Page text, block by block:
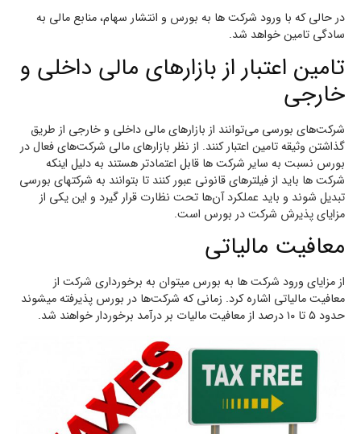
در حالی که با ورود شرکت ها به بورس و انتشار سهام، منابع مالی به‌
سادگی تامین خواهد شد.
تامین اعتبار از بازارهای مالی داخلی و
خارجی
شرکت‌های بورسی می‌توانند از بازارهای مالی داخلی و خارجی از طریق
گذاشتن وثیقه تامین اعتبار کنند. از نظر بازارهای مالی شرکت‌های فعال در
بورس نسبت به سایر شرکت ها قابل اعتمادتر هستند به دلیل اینکه
شرکت ها باید از فیلترهای قانونی عبور کنند تا بتوانند به شرکتهای بورسی
تبدیل شوند و باید عملکرد آن‌ها تحت نظارت قرار گیرد و این یکی از
مزایای پذیرش شرکت در بورس است.
معافیت مالیاتی
از مزایای ورود شرکت ها به بورس میتوان به برخورداری شرکت از
معافیت مالیاتی اشاره کرد. زمانی که شرکت‌ها در بورس پذیرفته میشوند
حدود ۵ تا ۱۰ درصد از معافیت مالیات بر درآمد برخوردار خواهند شد.